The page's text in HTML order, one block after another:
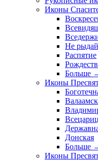
Иконы
Не
Распятие
Больше
Иконы
Донская
Больше
Иконы